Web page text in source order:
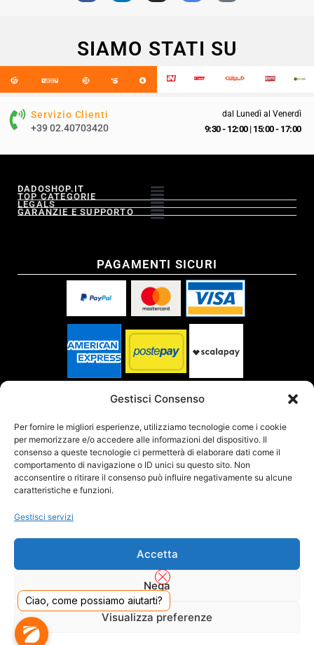
Gestisci Consenso
Per fornire le migliori esperienze, utilizziamo tecnologie come i cookie
per memorizzare e/o accedere alle informazioni del dispositivo. Il
consenso a queste tecnologie ci permetterà di elaborare dati come il
comportamento di navigazione o ID unici su questo sito. Non
acconsentire o ritirare il consenso può influire negativamente su alcune
caratteristiche e funzioni.
Gestisci servizi
Accetta
Nega
Visualizza preferenze
SIAMO STATI SU
Servizio Clienti
+39 02.40703420
dal Lunedì al Venerdì
9:30 - 12:00| 15:00 - 17:00
DADOSHOP.IT
TOP CATEGORIE
LEGALS
GARANZIE E SUPPORTO
PAGAMENTI SICURI
SITO CERTIFICATO
Ciao, come possiamo aiutarti?